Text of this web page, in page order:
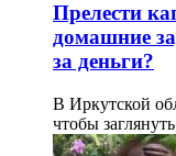
Прелести
домашние
за деньги?
В Иркутской
чтобы